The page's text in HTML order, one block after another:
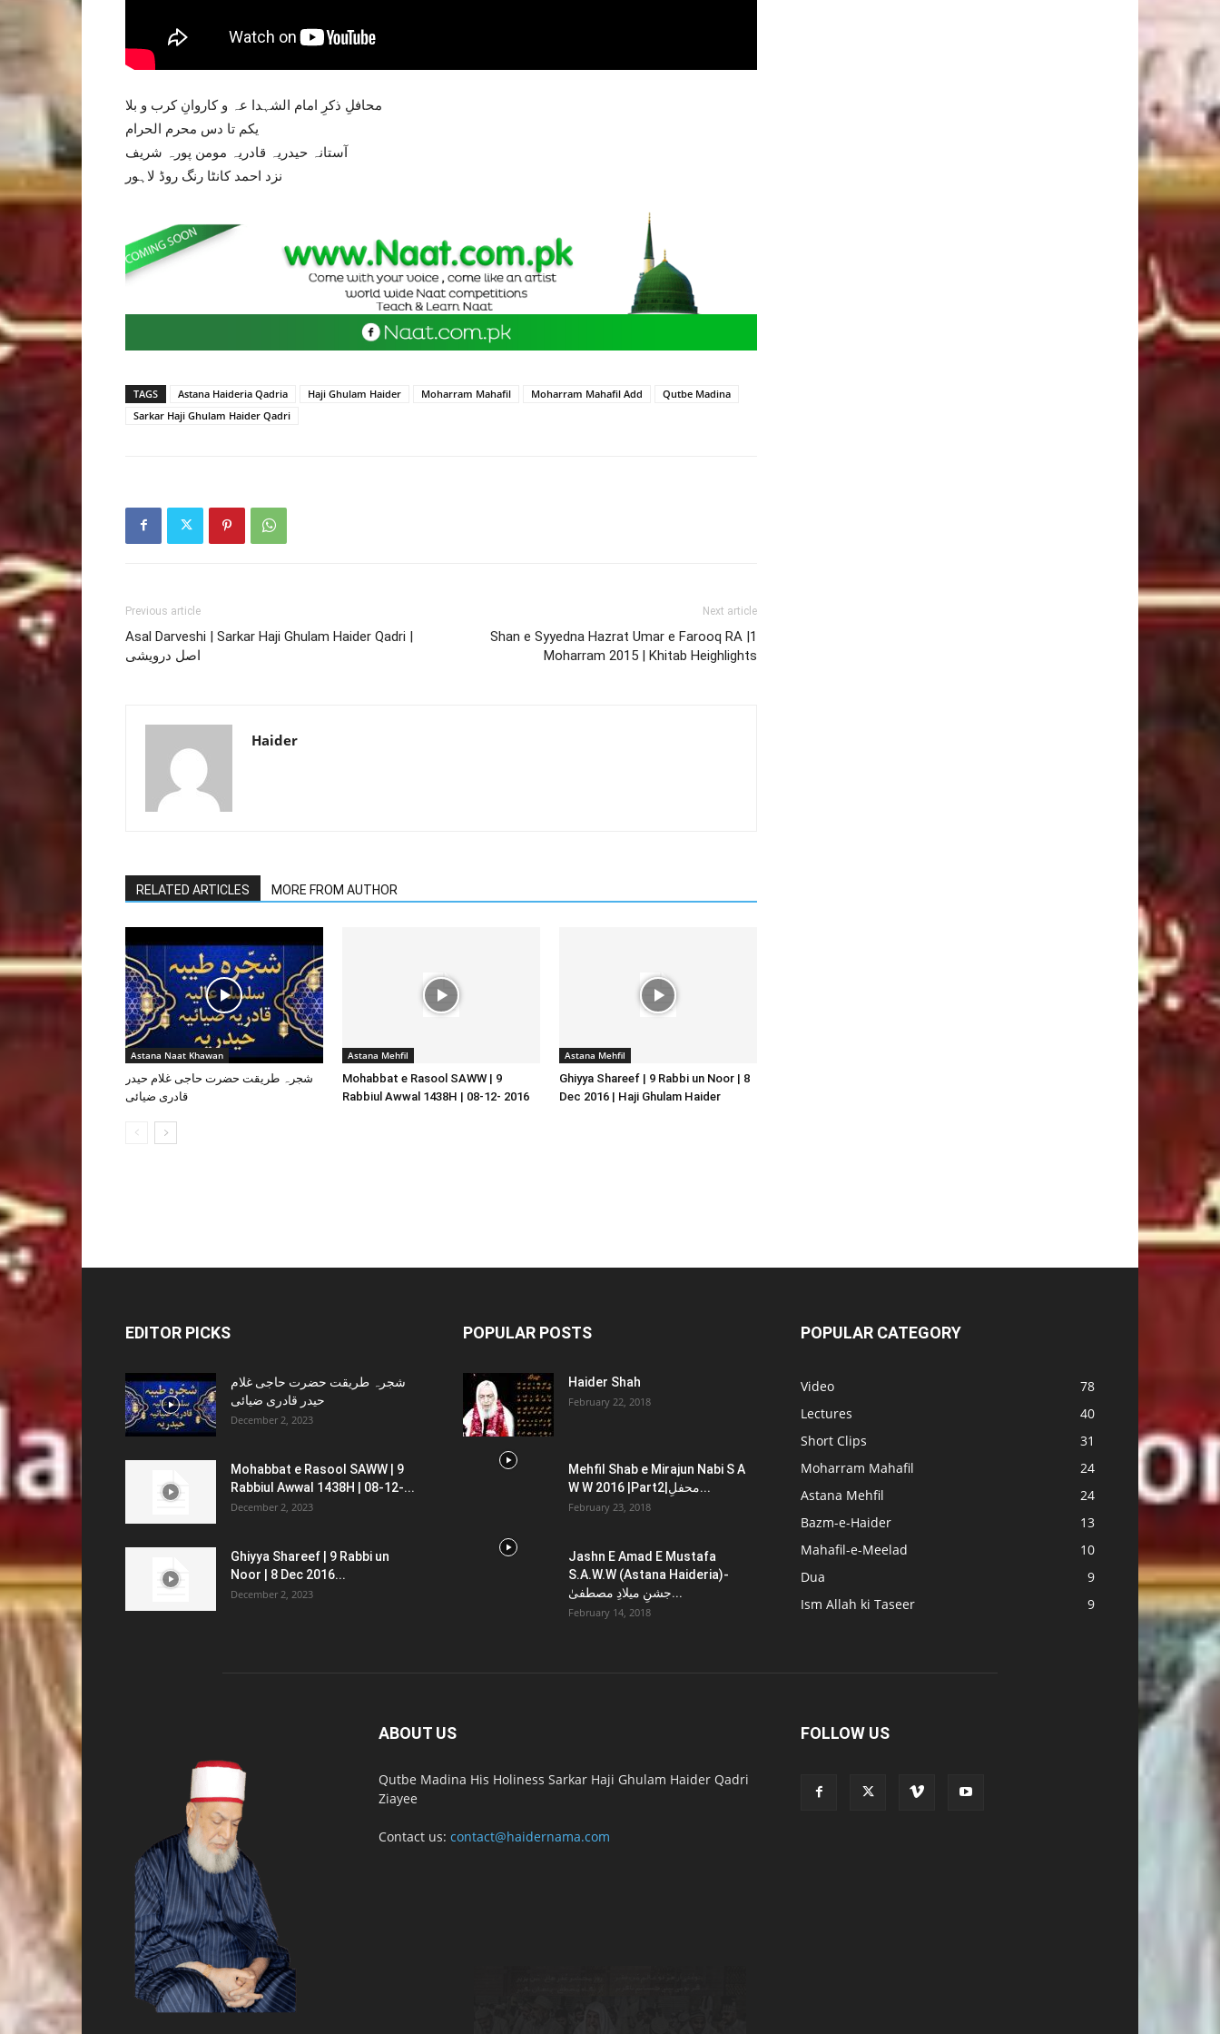
محافلِ ذکرِ امام الشہدا عہ و کاروانِ کرب و بلا
یکم تا دس محرم الحرام
آستانہ حیدریہ قادریہ مومن پورہ شریف
نزد احمد کانٹا رنگ روڈ لاہور
TAGS Astana Haideria Qadria Haji Ghulam Haider Moharram Mahafil Moharram Mahafil Add
Qutbe Madina
Sarkar Haji Ghulam Haider Qadri
Previous article
Asal Darveshi | Sarkar Haji Ghulam Haider Qadri |
اصل درویشی
Next article
Shan e Syyedna Hazrat Umar e Farooq RA |1
Moharram 2015 | Khitab Heighlights
Haider
RELATED ARTICLES MORE FROM AUTHOR
Astana Naat Khawan
شجرہ طریقت حضرت حاجی غلام حیدر
قادری ضیائی
Astana Mehfil
Mohabbat e Rasool SAWW | 9
Rabbiul Awwal 1438H | 08-12- 2016
Astana Mehfil
Ghiyya Shareef | 9 Rabbi un Noor | 8
Dec 2016 | Haji Ghulam Haider
EDITOR PICKS
شجرہ طریقت حضرت حاجی غلام
حیدر قادری ضیائی
December 2, 2023
Mohabbat e Rasool SAWW | 9
Rabbiul Awwal 1438H | 08-12-...
December 2, 2023
Ghiyya Shareef | 9 Rabbi un
Noor | 8 Dec 2016...
December 2, 2023
POPULAR POSTS
Haider Shah
February 22, 2018
Mehfil Shab e Mirajun Nabi S A
W W 2016 |Part2|محفلِ...
February 23, 2018
Jashn E Amad E Mustafa
S.A.W.W (Astana Haideria)-
جشنِ میلادِ مصطفیٰ...
February 14, 2018
POPULAR CATEGORY
Video
78
Lectures
40
Short Clips
31
Moharram Mahafil
24
Astana Mehfil
24
Bazm-e-Haider
13
Mahafil-e-Meelad
10
Dua
9
Ism Allah ki Taseer
9
ABOUT US
Qutbe Madina His Holiness Sarkar Haji Ghulam Haider Qadri
Ziayee
Contact us: contact@haidernama.com
FOLLOW US